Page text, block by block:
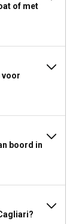
of met
voor
boord in